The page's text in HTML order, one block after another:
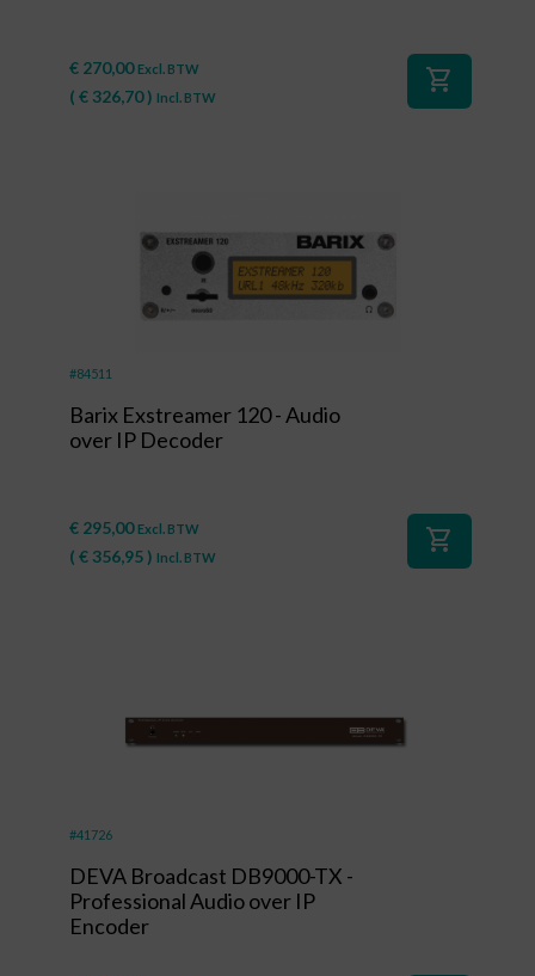
€ 270,00 Excl. BTW
( € 326,70) Incl. BTW
shopping_cart
#84511
Barix Exstreamer 120 - Audio
over IP Decoder
€ 295,00 Excl. BTW
( € 356,95) Incl. BTW
shopping_cart
#41726
DEVA Broadcast DB9000-TX -
Professional Audio over IP
Encoder